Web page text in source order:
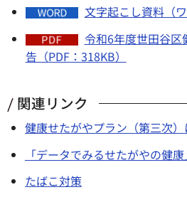
文字起こし資料（ワ
令和6年度世田谷区
告（PDF：318KB）
関連リンク
健康せたがやプラン（第三次）
「データでみるせたがやの健
たばこ対策